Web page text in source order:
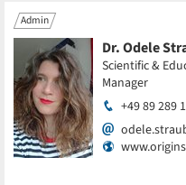
Admin
Dr. Odele
Scientific &
Manager
+49 89 289